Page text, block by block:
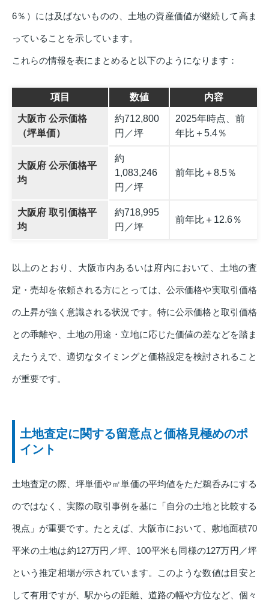
6％）には及ばないものの、土地の資産価値が継続して高ま
っていることを示しています。
これらの情報を表にまとめると以下のようになります：
項目 数値 内容
大阪市 公示価格
（坪単価）
約712,800
円／坪
2025年時点、前
年比＋5.4％
大阪府 公示価格平
均
約
1,083,246
円／坪
前年比＋8.5％
大阪府 取引価格平
均
約718,995
円／坪
前年比＋12.6％
以上のとおり、大阪市内あるいは府内において、土地の査
定・売却を依頼される方にとっては、公示価格や実取引価格
の上昇が強く意識される状況です。特に公示価格と取引価格
との乖離や、土地の用途・立地に応じた価値の差などを踏ま
えたうえで、適切なタイミングと価格設定を検討されること
が重要です。
土地査定に関する留意点と価格見極めのポ
イント
土地査定の際、坪単価や㎡単価の平均値をただ鵜呑みにする
のではなく、実際の取引事例を基に「自分の土地と比較する
視点」が重要です。たとえば、大阪市において、敷地面積70
平米の土地は約127万円／坪、100平米も同様の127万円／坪
という推定相場が示されています。このような数値は目安と
して有用ですが、駅からの距離、道路の幅や方位など、個々